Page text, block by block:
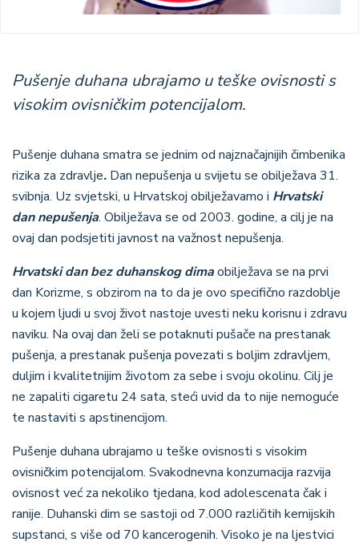
Pušenje duhana ubrajamo u teške ovisnosti s
visokim ovisničkim potencijalom.
Pušenje duhana smatra se jednim od najznačajnijih čimbenika
rizika za zdravlje. Dan nepušenja u svijetu se obilježava 31.
svibnja. Uz svjetski, u Hrvatskoj obilježavamo i Hrvatski
dan nepušenja. Obilježava se od 2003. godine, a cilj je na
ovaj dan podsjetiti javnost na važnost nepušenja.
Hrvatski dan bez duhanskog dimaobilježava se na prvi
dan Korizme, s obzirom na to da je ovo specifično razdoblje
u kojem ljudi u svoj život nastoje uvesti neku korisnu i zdravu
naviku. Na ovaj dan želi se potaknuti pušače na prestanak
pušenja, a prestanak pušenja povezati s boljim zdravljem,
duljim i kvalitetnijim životom za sebe i svoju okolinu. Cilj je
ne zapaliti cigaretu 24 sata, steći uvid da to nije nemoguće
te nastaviti s apstinencijom.
Pušenje duhana ubrajamo u teške ovisnosti s visokim
ovisničkim potencijalom. Svakodnevna konzumacija razvija
ovisnost već za nekoliko tjedana, kod adolescenata čak i
ranije. Duhanski dim se sastoji od 7.000 različitih kemijskih
supstanci, s više od 70 kancerogenih. Visoko je na ljestvici